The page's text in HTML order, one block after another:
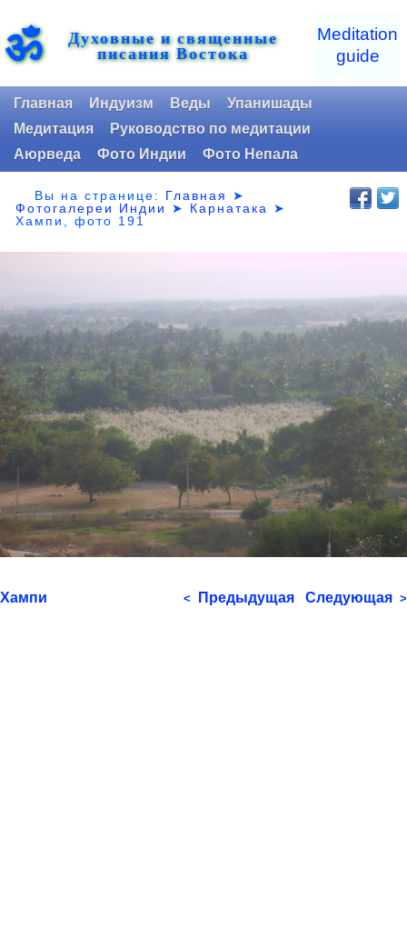
ॐ Духовные и священные
писания Востока
Meditation
guide
Главная Индуизм Веды
Упанишады
Медитация
Руководство по медитации
Аюрведа
Фото Индии Фото Непала
Вы на странице: Главная
➤
Фотогалереи Индии
➤ Карнатака
➤
Хампи, фото 191
Хампи < Предыдущая Следующая >